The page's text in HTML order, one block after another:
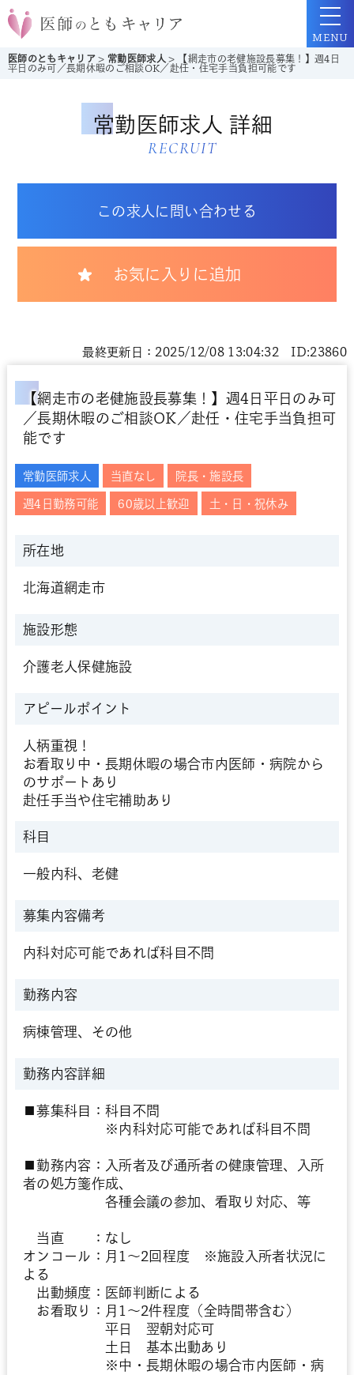
医師のともキャリア >常勤医師求人 >
【網走市の老健施設長募集！】週4日
平日のみ可／長期休暇のご相談OK／赴任・住宅手当負担可能です
MENU
常勤医師求人 詳細
RECRUIT
この求人に問い合わせる
お気に入りに追加
【網走市の老健施設長募集！】週4日平日のみ可
／長期休暇のご相談OK／赴任・住宅手当負担可
能です
最終更新日：2025/12/08 13:04:32 ID:23860
常勤医師求人 当直なし 院長・施設長
週4日勤務可能 60歳以上歓迎 土・日・祝休み
所在地
北海道網走市
施設形態
介護老人保健施設
アピールポイント
人柄重視！
お看取り中・長期休暇の場合市内医師・病院から
のサポートあり
赴任手当や住宅補助あり
科目
一般内科、老健
募集内容備考
内科対応可能であれば科目不問
勤務内容
病棟管理、その他
勤務内容詳細
■募集科目：科目不問
※内科対応可能であれば科目不問
■勤務内容：入所者及び通所者の健康管理、入所
者の処方箋作成、
各種会議の参加、看取り対応、等
当直 ：なし
オンコール：月1～2回程度 ※施設入所者状況に
よる
出動頻度：医師判断による
お看取り：月1～2件程度（全時間帯含む）
平日 翌朝対応可
土日 基本出動あり
※中・長期休暇の場合市内医師・病